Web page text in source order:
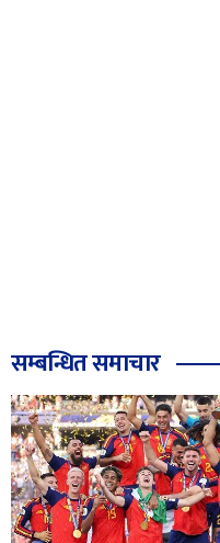
सम्बन्धित समाचार